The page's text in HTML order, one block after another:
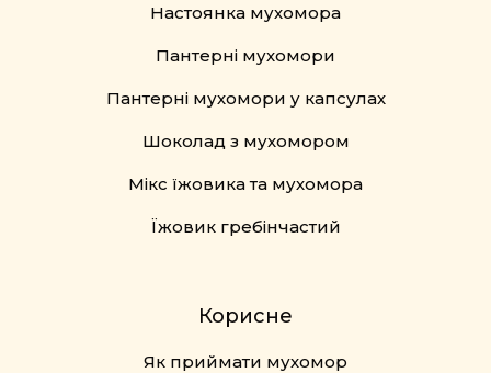
Настоянка мухомора
Пантерні мухомори
Пантерні мухомори у капсулах
Шоколад з мухомором
Мікс їжовика та мухомора
Їжовик гребінчастий
Корисне
Як приймати мухомор